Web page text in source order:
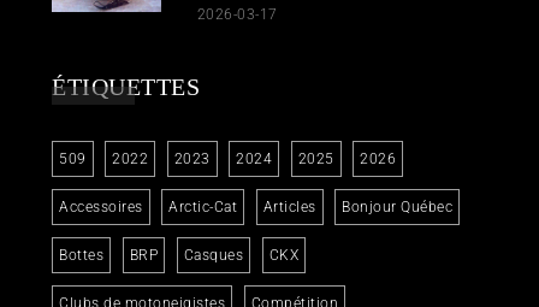
2026-03-17
ÉTIQUETTES
509 2022 2023 2024 2025 2026
Accessoires Arctic-Cat Articles Bonjour Québec
Bottes BRP Casques CKX
Clubs de motoneigistes Compétition